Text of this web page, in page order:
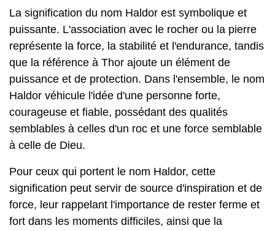
La signification du nom Haldor est symbolique et
puissante. L'association avec le rocher ou la pierre
représente la force, la stabilité et l'endurance, tandis
que la référence à Thor ajoute un élément de
puissance et de protection. Dans l'ensemble, le nom
Haldor véhicule l'idée d'une personne forte,
courageuse et fiable, possédant des qualités
semblables à celles d'un roc et une force semblable
à celle de Dieu.
Pour ceux qui portent le nom Haldor, cette
signification peut servir de source d'inspiration et de
force, leur rappelant l'importance de rester ferme et
fort dans les moments difficiles, ainsi que la